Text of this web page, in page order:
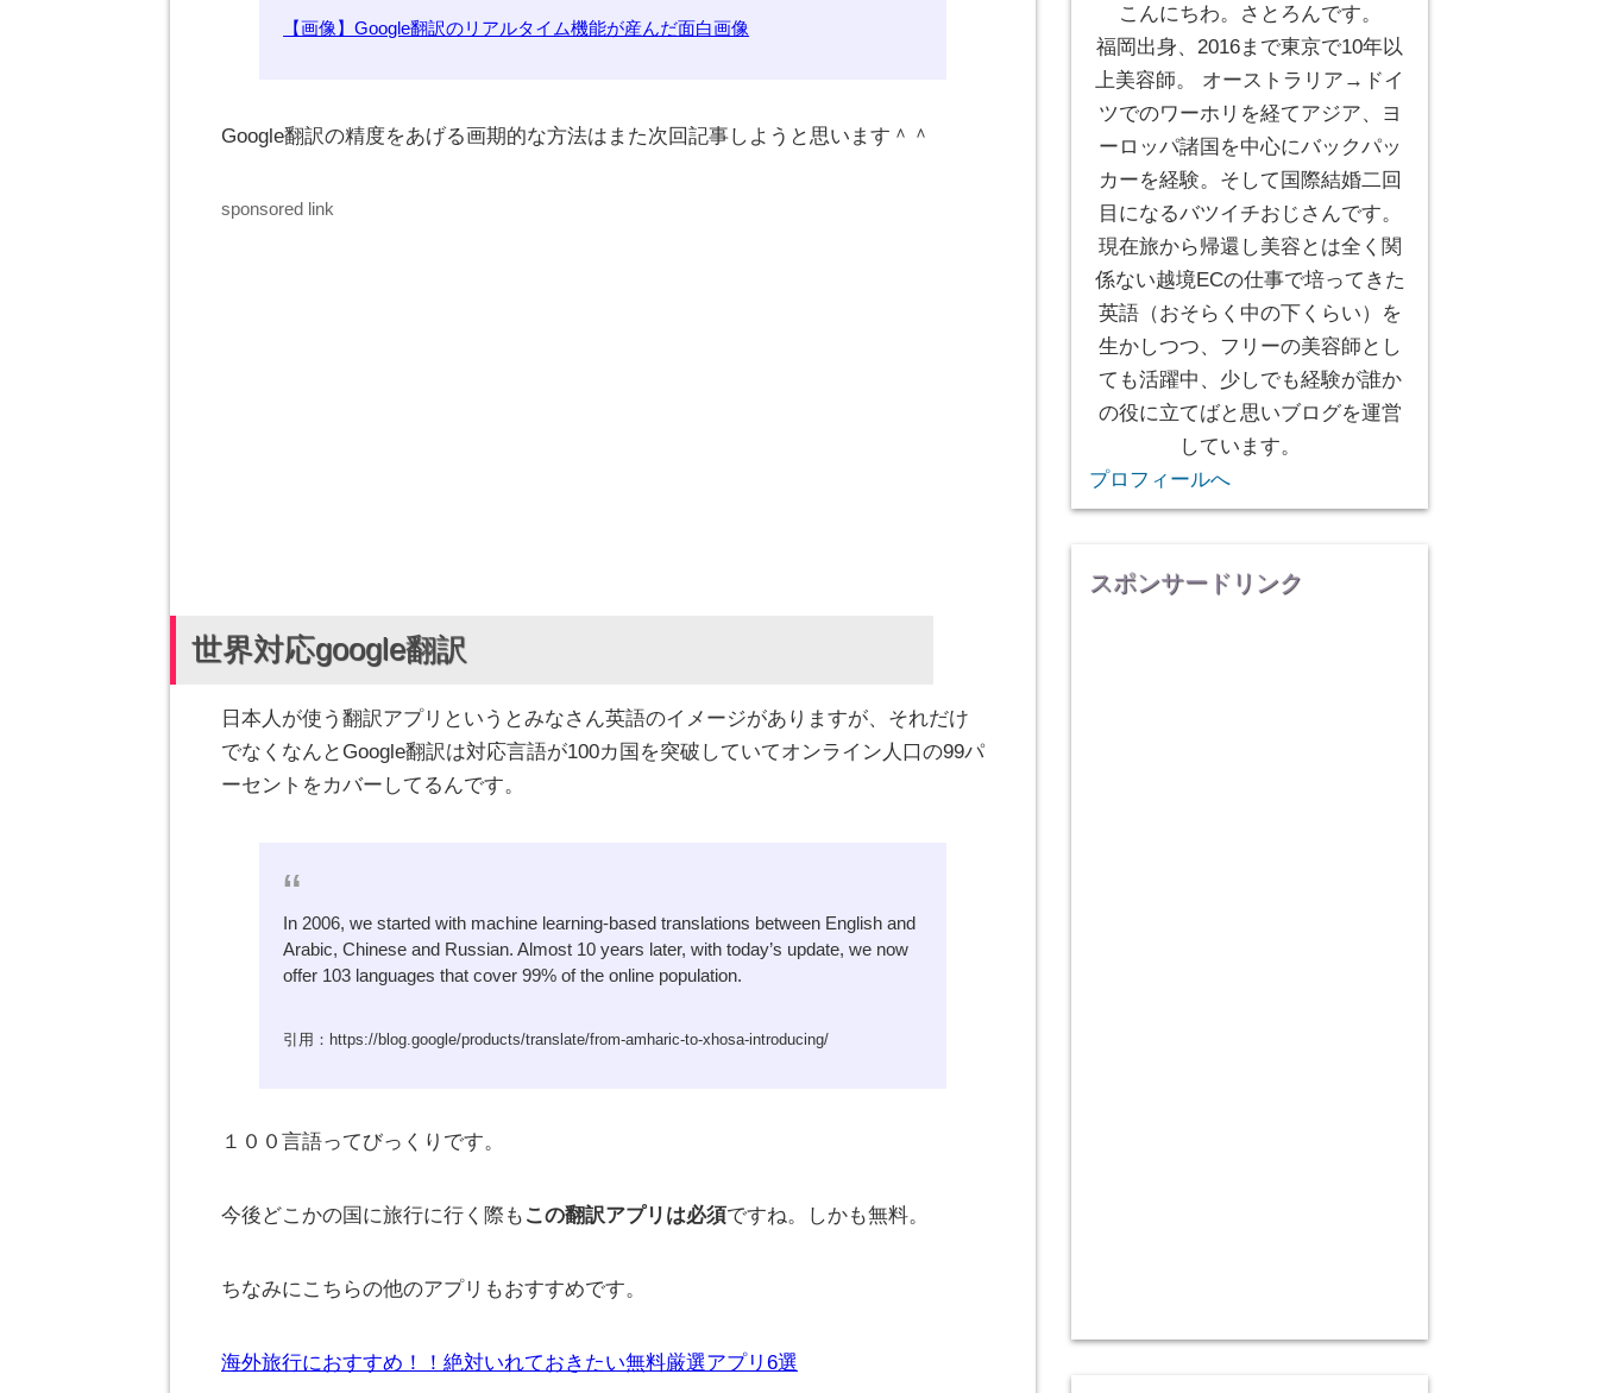
【画像】Google翻訳のリアルタイム機能が産んだ面白画像
Google翻訳の精度をあげる画期的な方法はまた次回記事しようと思います＾＾
sponsored link
世界対応google翻訳
日本人が使う翻訳アプリというとみなさん英語のイメージがありますが、それだけ
でなくなんとGoogle翻訳は対応言語が100カ国を突破していてオンライン人口の99パ
ーセントをカバーしてるんです。
In 2006, we started with machine learning-based translations between English and
Arabic, Chinese and Russian. Almost 10 years later, with today’s update, we now
offer 103 languages that cover 99% of the online population.
引用：https://blog.google/products/translate/from-amharic-to-xhosa-introducing/
１００言語ってびっくりです。
今後どこかの国に旅行に行く際も この翻訳アプリは必須ですね。 しかも無料。
ちなみにこちらの他のアプリもおすすめです。
海外旅行におすすめ！！絶対いれておきたい無料厳選アプリ6選
こんにちわ。さとろんです。
福岡出身、2016まで東京で10年以
上美容師。 オーストラリア→ドイ
ツでのワーホリを経てアジア、ヨ
ーロッパ諸国を中心にバックパッ
カーを経験。そして国際結婚二回
目になるバツイチおじさんです。
現在旅から帰還し美容とは全く関
係ない越境ECの仕事で培ってきた
英語（おそらく中の下くらい）を
生かしつつ、フリーの美容師とし
ても活躍中、少しでも経験が誰か
の役に立てばと思いブログを運営
しています。
プロフィールへ
スポンサードリンク